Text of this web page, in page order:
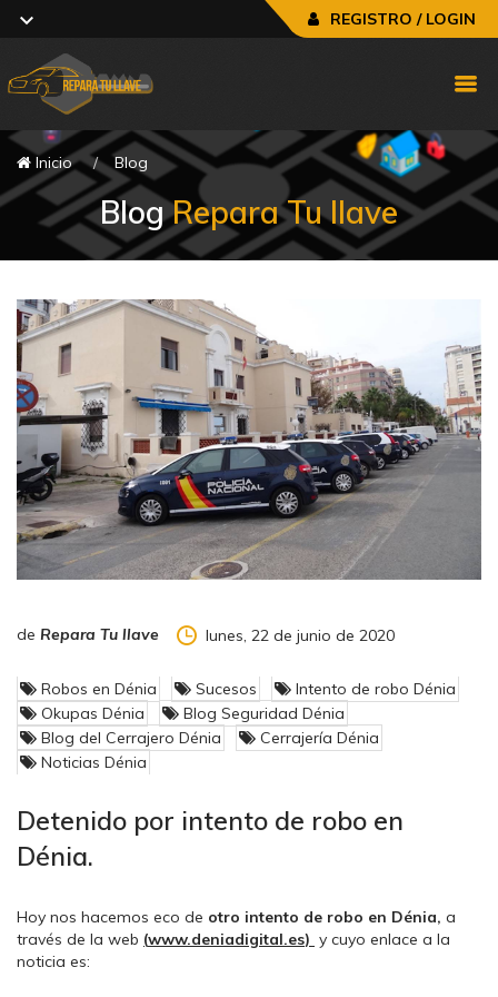
REGISTRO / LOGIN
Inicio Blog
BlogRepara Tu llave
de Repara Tu llave lunes, 22 de junio de 2020
Robos en Dénia Sucesos
Intento de robo Dénia
Okupas Dénia
Blog Seguridad Dénia
Blog del Cerrajero Dénia
Cerrajería Dénia
Noticias Dénia
Detenido por intento de robo en
Dénia.
Hoy nos hacemos eco de otro intento de robo en Dénia, a
través de la web (www.deniadigital.es) y cuyo enlace a la
noticia es: